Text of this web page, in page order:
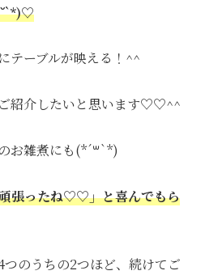
テーブルが映える！^^
紹介したいと思います♡♡^^
お雑煮にも(*´꒳`*)
張ったね♡♡」と喜んでもら
のうちの2つほど、続けてご